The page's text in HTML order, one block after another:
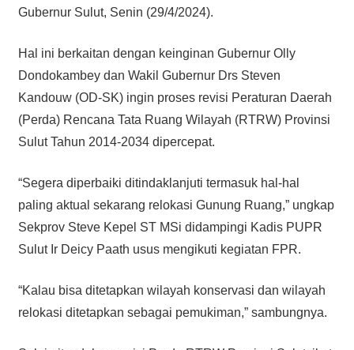
Gubernur Sulut, Senin (29/4/2024).
Hal ini berkaitan dengan keinginan Gubernur Olly
Dondokambey dan Wakil Gubernur Drs Steven
Kandouw (OD-SK) ingin proses revisi Peraturan Daerah
(Perda) Rencana Tata Ruang Wilayah (RTRW) Provinsi
Sulut Tahun 2014-2034 dipercepat.
“Segera diperbaiki ditindaklanjuti termasuk hal-hal
paling aktual sekarang relokasi Gunung Ruang,” ungkap
Sekprov Steve Kepel ST MSi didampingi Kadis PUPR
Sulut Ir Deicy Paath usus mengikuti kegiatan FPR.
“Kalau bisa ditetapkan wilayah konservasi dan wilayah
relokasi ditetapkan sebagai pemukiman,” sambungnya.